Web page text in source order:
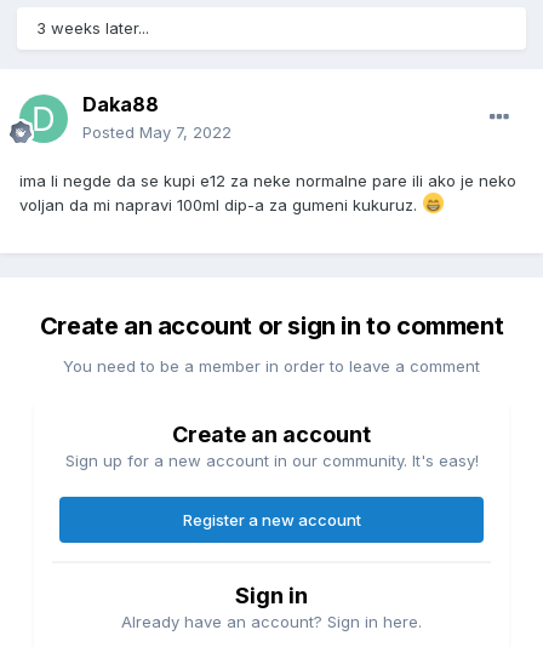
3 weeks later...
Daka88
Posted May 7, 2022
ima li negde da se kupi e12 za neke normalne pare ili ako je neko
voljan da mi napravi 100ml dip-a za gumeni kukuruz.
Create an account or sign in to comment
You need to be a member in order to leave a comment
Create an account
Sign up for a new account in our community. It's easy!
Register a new account
Sign in
Already have an account? Sign in here.